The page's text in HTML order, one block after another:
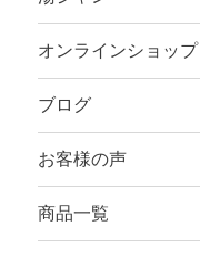
オンラインショップ
ブログ
お客様の声
商品一覧